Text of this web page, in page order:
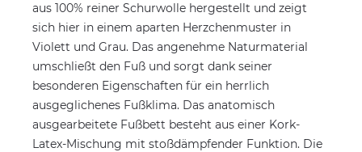
aus 100% reiner Schurwolle hergestellt und zeigt
sich hier in einem aparten Herzchenmuster in
Violett und Grau. Das angenehme Naturmaterial
umschließt den Fuß und sorgt dank seiner
besonderen Eigenschaften für ein herrlich
ausgeglichenes Fußklima. Das anatomisch
ausgearbeitete Fußbett besteht aus einer Kork-
Latex-Mischung mit stoßdämpfender Funktion. Die